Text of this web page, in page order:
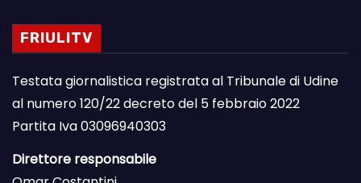
FRIULITV
Testata giornalistica registrata al Tribunale di Udine
al numero 120/22 decreto del 5 febbraio 2022
Partita Iva 03096940303
Direttore responsabile